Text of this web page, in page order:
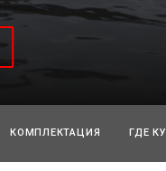
КОМПЛЕКТАЦИЯ ГДЕ